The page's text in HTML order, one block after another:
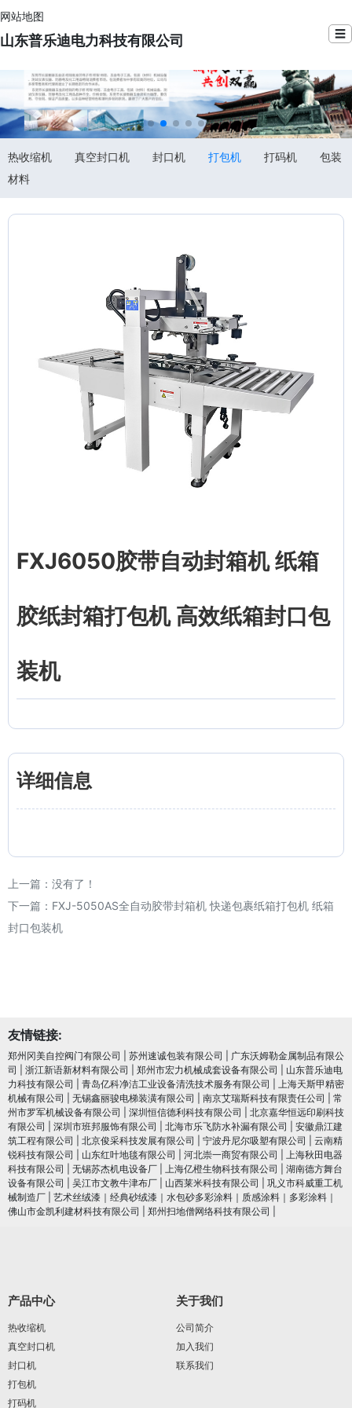
网站地图
山东普乐迪电力科技有限公司 ☰
热收缩机 真空封口机 封口机 打包机 打码机
包装
材料
FXJ6050胶带自动封箱机 纸箱
胶纸封箱打包机 高效纸箱封口包
装机
详细信息
上一篇：没有了！
下一篇： FXJ-5050AS全自动胶带封箱机 快递包裹纸箱打包机 纸箱
封口包装机
友情链接:
郑州冈美自控阀门有限公司 苏州速诚包装有限公司
广东沃姆勒金属制品有限公
司
浙江新语新材料有限公司 郑州市宏力机械成套设备有限公司
山东普乐迪电
力科技有限公司
青岛亿科净洁工业设备清洗技术服务有限公司
上海天斯甲精密
机械有限公司
无锡鑫丽骏电梯装潢有限公司 南京艾瑞斯科技有限责任公司
常
州市罗军机械设备有限公司
深圳恒信德利科技有限公司
北京嘉华恒远印刷科技
有限公司
深圳市班邦服饰有限公司 北海市乐飞防水补漏有限公司
安徽鼎江建
筑工程有限公司
北京俊采科技发展有限公司 宁波丹尼尔吸塑有限公司
云南精
锐科技有限公司
山东红叶地毯有限公司 河北崇一商贸有限公司
上海秋田电器
科技有限公司
无锡苏杰机电设备厂 上海亿橙生物科技有限公司
湖南德方舞台
设备有限公司
吴江市文教牛津布厂 山西莱米科技有限公司
巩义市科威重工机
械制造厂
艺术丝绒漆｜经典砂绒漆｜水包砂多彩涂料｜质感涂料｜多彩涂料｜
佛山市金凯利建材科技有限公司
郑州扫地僧网络科技有限公司
产品中心
热收缩机
真空封口机
封口机
打包机
打码机
关于我们
公司简介
加入我们
联系我们